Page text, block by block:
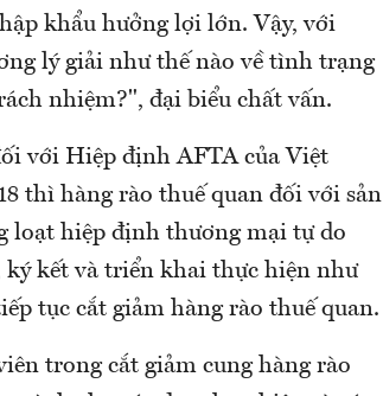
khẩu hưởng lợi lớn. Vậy, với
lý giải như thế nào về tình trạng
nhiệm?", đại biểu chất vấn.
với Hiệp định AFTA của Việt
thì hàng rào thuế quan đối với sản
loạt hiệp định thương mại tự do
kết và triển khai thực hiện như
tục cắt giảm hàng rào thuế quan.
trong cắt giảm cung hàng rào